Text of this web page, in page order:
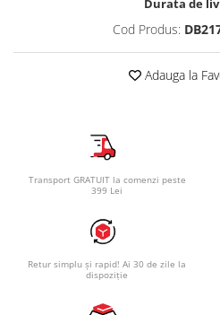
Durata de
Cod Produs:
Adauga la
Transport GRATUIT la comenzi peste
399 Lei
Retur simplu și rapid! Ai 30 de zile la
dispoziție